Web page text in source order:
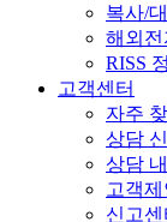
복사/
해외전
RISS
고객센터
자주
상담
상담
고객
신고센